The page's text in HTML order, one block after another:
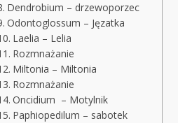
Dendrobium – drzewoporzec
Odontoglossum – Jęzatka
Laelia – Lelia
Rozmnażanie
Miltonia – Miltonia
Rozmnażanie
Oncidium – Motylnik
Paphiopedilum – sabotek